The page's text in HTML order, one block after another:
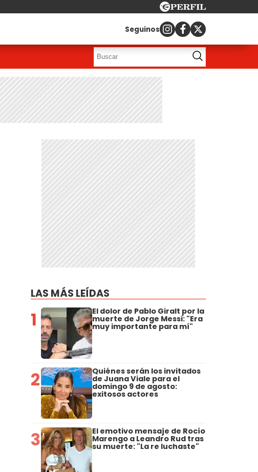
Seguinos
LAS MÁS LEÍDAS
1 El dolor de Pablo Giralt por la
muerte de Jorge Messi: "Era
muy importante para mí"
2 Quiénes serán los invitados
de Juana Viale para el
domingo 9 de agosto:
exitosos actores
3 El emotivo mensaje de Rocío
Marengo a Leandro Rud tras
su muerte: "La re luchaste"